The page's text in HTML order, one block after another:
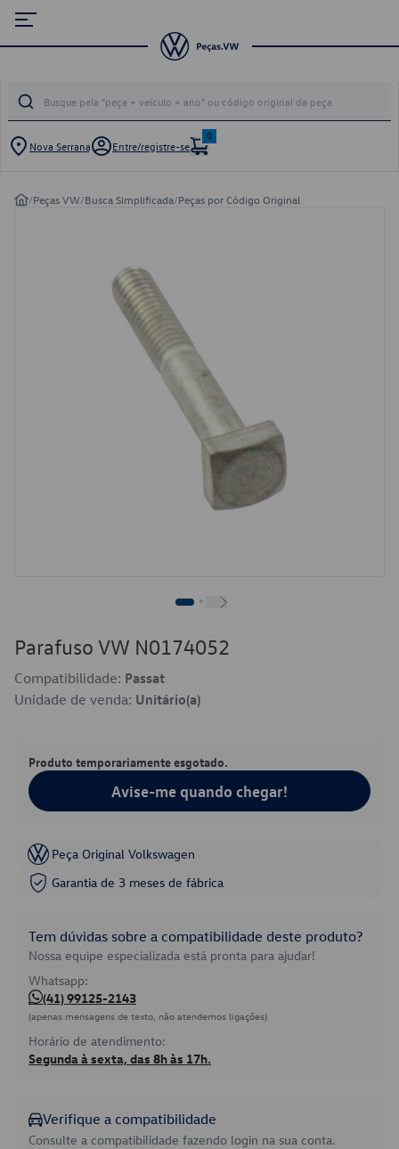
Nova Serrana Entre/registre-se
0
/Peças VW/Busca Simplificada/Peças por Código Original
Parafuso VW N0174052
Compatibilidade: Passat
Unidade de venda: Unitário(a)
Produto temporariamente esgotado.
Avise-me quando chegar!
Peça Original Volkswagen
Garantia de 3 meses de fábrica
Tem dúvidas sobre a compatibilidade deste produto?
Nossa equipe especializada está pronta para ajudar!
Whatsapp:
(41) 99125-2143
(apenas mensagens de texto, não atendemos ligações)
Horário de atendimento:
Segunda à sexta, das 8h às 17h.
Verifique a compatibilidade
Consulte a compatibilidade fazendo login na sua conta.